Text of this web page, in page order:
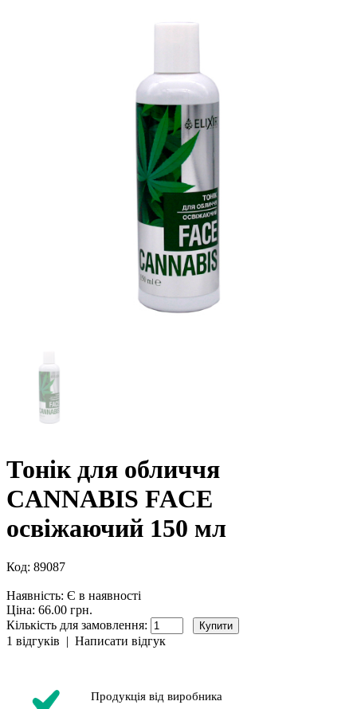
Тонік для обличчя
CANNABIS FACE
освіжаючий 150 мл
Код: 89087
Наявність: Є в наявності
Ціна: 66.00 грн.
Кількість для замовлення:
1 відгуків | Написати відгук
Продукція від виробника